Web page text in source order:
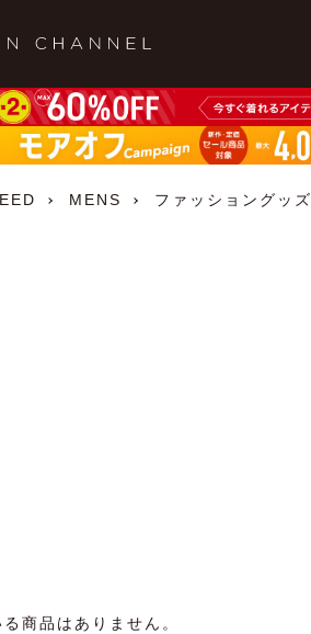
MENS ファッショングッズ
商品はありません。